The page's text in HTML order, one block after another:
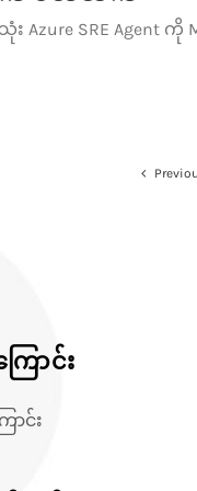
Azure SRE Agent ကို
ောင်း
င်း